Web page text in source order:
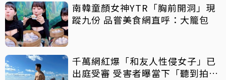
南韓童顏女神YTR「胸前開洞」現
蹤九份 品嘗美食網直呼：大籠包
千萬網紅爆「和友人性侵女子」已
出庭受審 受害者曝當下「聽到拍片